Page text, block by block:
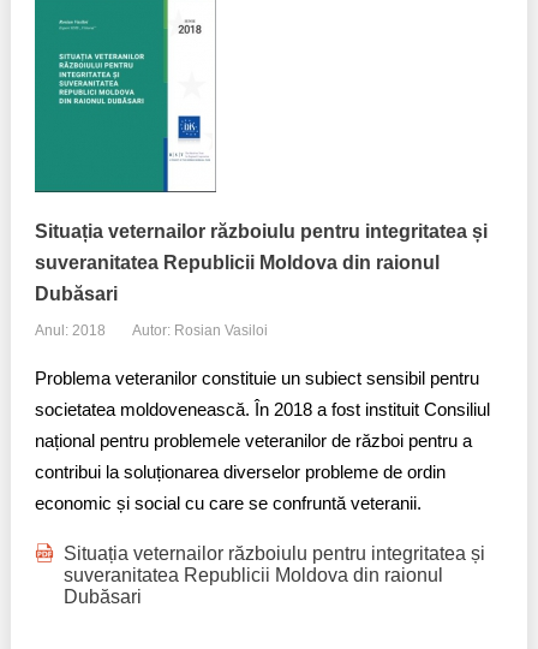
Anunțuri
Consiliul consulativ internațional IDIS
Proces democratic
Agenda Națională de Business
15 minute de realism economic
Trend Hunter
Buletin EU-STRAT
Transparența întreprinderilor de stat
Cele mai bune și cele mai proaste politici locale din
Democrația, independența și transparența instituțiilor
publice-cheie din Moldova
Situația veternailor războiulu pentru integritatea și
suveranitatea Republicii Moldova din raionul
Dubăsari
Anul: 2018 Autor: Rosian Vasiloi
Problema veteranilor constituie un subiect sensibil pentru
societatea moldovenească. În 2018 a fost instituit Consiliul
național pentru problemele veteranilor de război pentru a
contribui la soluționarea diverselor probleme de ordin
economic și social cu care se confruntă veteranii.
Situația veternailor războiulu pentru integritatea și
suveranitatea Republicii Moldova din raionul
Dubăsari